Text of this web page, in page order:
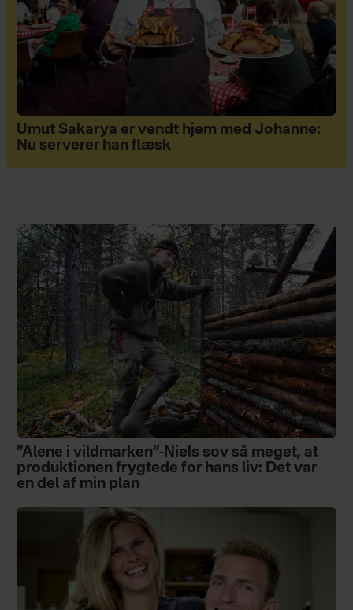
Umut Sakarya er vendt hjem med Johanne:
Nu serverer han flæsk
”Alene i vildmarken”-Niels sov så meget, at
produktionen frygtede for hans liv: Det var
en del af min plan